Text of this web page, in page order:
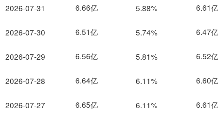
2026-07-31
2026-07-30
2026-07-29
2026-07-28
2026-07-27
6.66亿 5.88% 6.61亿
6.51亿 5.74% 6.47亿
6.56亿 5.81% 6.52亿
6.64亿 6.11% 6.60亿
6.65亿 6.11% 6.61亿